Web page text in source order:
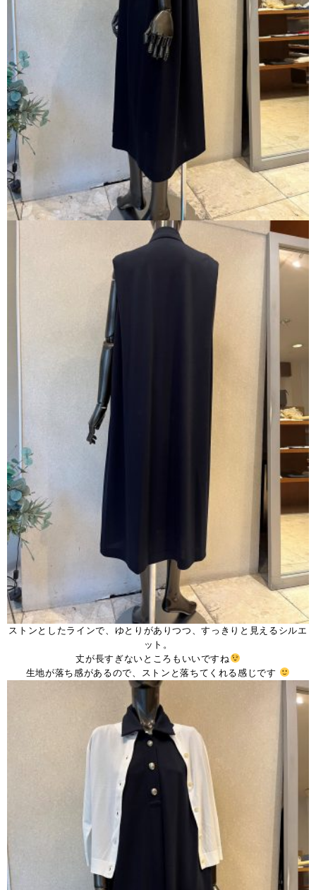
ストンとしたラインで、ゆとりがありつつ、すっきりと見えるシルエ
ット。
丈が長すぎないところもいいですね
生地が落ち感があるので、ストンと落ちてくれる感じです